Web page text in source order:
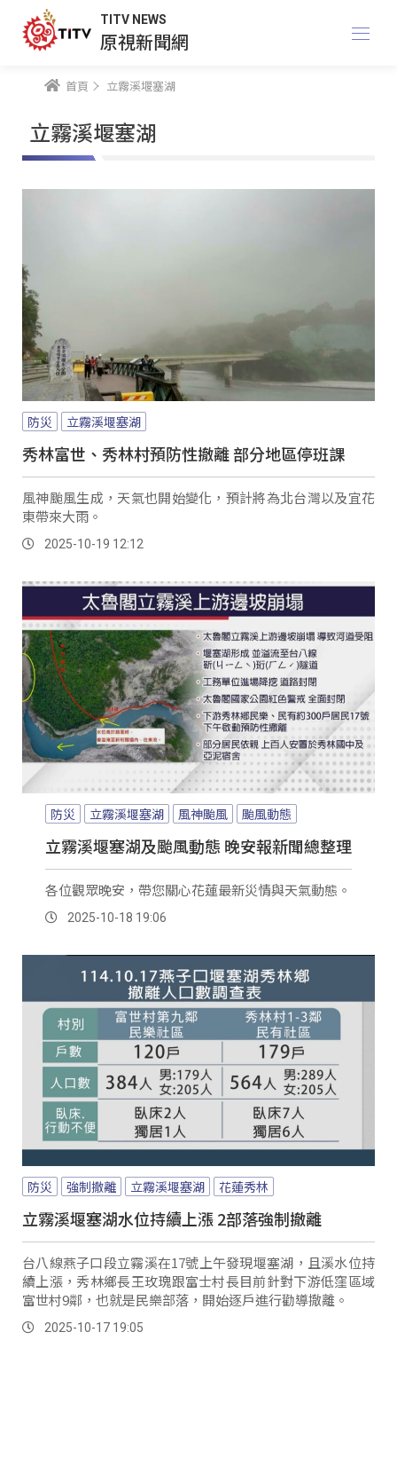
TITV NEWS
原視新聞網
首頁 立霧溪堰塞湖
立霧溪堰塞湖
防災 立霧溪堰塞湖
秀林富世、秀林村預防性撤離 部分地區停班課
風神颱風生成，天氣也開始變化，預計將為北台灣以及宜花
東帶來大雨。
2025-10-19 12:12
防災 立霧溪堰塞湖 風神颱風 颱風動態
立霧溪堰塞湖及颱風動態 晚安報新聞總整理
各位觀眾晚安，帶您關心花蓮最新災情與天氣動態。
2025-10-18 19:06
防災 強制撤離 立霧溪堰塞湖 花蓮秀林
立霧溪堰塞湖水位持續上漲 2部落強制撤離
台八線燕子口段立霧溪在17號上午發現堰塞湖，且溪水位持
續上漲，秀林鄉長王玫瑰跟富士村長目前針對下游低窪區域
富世村9鄰，也就是民樂部落，開始逐戶進行勸導撤離。
2025-10-17 19:05